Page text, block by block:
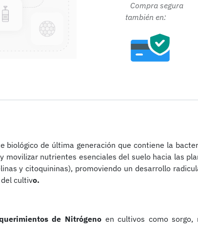
Compra
también en:
biológico de última generación que contiene la
movilizar nutrientes esenciales del suelo hacia las
y citoquininas), promoviendo un desarrollo
cultivo.
de Nitrógenoen cultivos como sorgo,